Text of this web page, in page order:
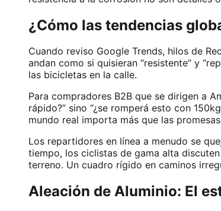
¿Cómo las tendencias
Cuando reviso Google Trends, hilos de
andan como si quisieran “resistente” y
las bicicletas en la calle.
Para compradores B2B que se dirigen a
rápido?” sino “¿se romperá esto con
mundo real importa más que las
Los repartidores en línea a menudo se
tiempo, los ciclistas de gama alta
terreno. Un cuadro rígido en caminos
Aleación de Aluminio: El